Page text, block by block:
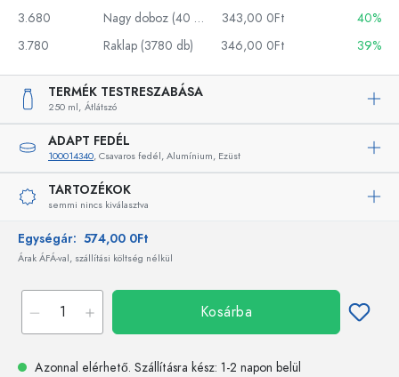
3.680
Nagy doboz (40 db) 343,00 0Ft
40%
3.780
Raklap (3780 db) 346,00 0Ft 39%
TERMÉK TESTRESZABÁSA
250 ml, Átlátszó
ADAPT FEDÉL
100014340, Csavaros fedél, Alumínium, Ezüst
TARTOZÉKOK
semmi nincs kiválasztva
Egységár: 574,00 0Ft
Árak ÁFÁ-val, szállítási költség nélkül
Kosárba
Azonnal elérhető. Szállításra kész: 1-2 napon belül